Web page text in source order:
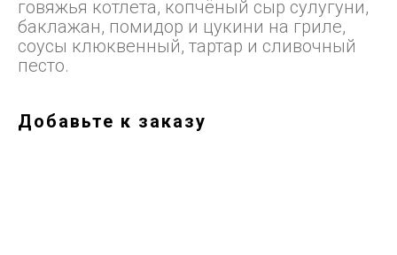
говяжья котлета, копчёный сыр сулугуни,
баклажан, помидор и цукини на гриле,
соусы клюквенный, тартар и сливочный
песто.
Добавьте к заказу